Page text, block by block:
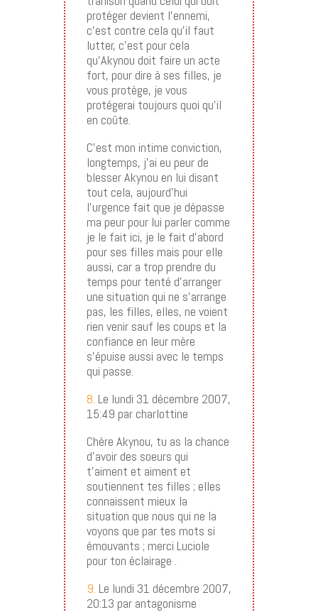
protéger devient l’ennemi,
c’est contre cela qu’il faut
lutter, c’est pour cela
qu’Akynou doit faire un acte
fort, pour dire à ses filles, je
vous protège, je vous
protégerai toujours quoi qu’il
en coûte.
C’est mon intime conviction,
longtemps, j’ai eu peur de
blesser Akynou en lui disant
tout cela, aujourd’hui
l’urgence fait que je dépasse
ma peur pour lui parler comme
je le fait ici, je le fait d’abord
pour ses filles mais pour elle
aussi, car a trop prendre du
temps pour tenté d’arranger
une situation qui ne s’arrange
pas, les filles, elles, ne voient
rien venir sauf les coups et la
confiance en leur mère
s’épuise aussi avec le temps
qui passe.
8. Le lundi 31 décembre 2007,
15:49 par charlottine
Chère Akynou, tu as la chance
d’avoir des soeurs qui
t’aiment et aiment et
soutiennent tes filles ; elles
connaissent mieux la
situation que nous qui ne la
voyons que par tes mots si
émouvants ; merci Luciole
pour ton éclairage .
9. Le lundi 31 décembre 2007,
20:13 par antagonisme